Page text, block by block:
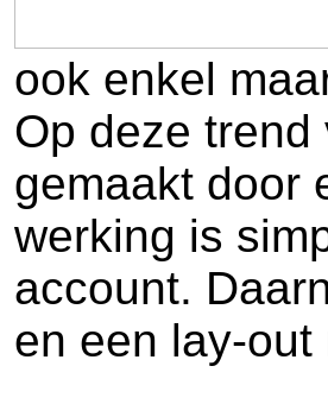
ook enkel
Op deze
gemaakt door
werking is
account.
en een lay-